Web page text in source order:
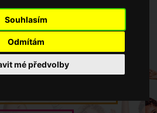
Souhlasím
Odmítám
mé předvolby
školství
dveří ZŠ